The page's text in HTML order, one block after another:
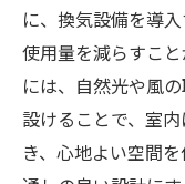
に、換気設備を導
使用量を減らすこ
には、自然光や風
設けることで、室
き、心地よい空間